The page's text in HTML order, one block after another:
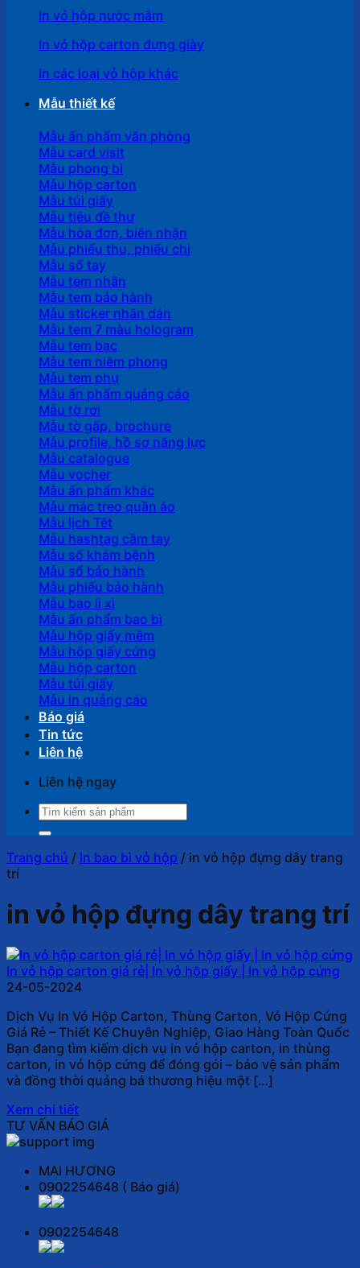
In vỏ hộp nước mắm
In vỏ hộp carton đựng giày
In các loại vỏ hộp khác
Mẫu thiết kế
Mẫu ấn phẩm văn phòng
Mẫu card visit
Mẫu phong bì
Mẫu hộp carton
Mẫu túi giấy
Mẫu tiêu đề thư
Mẫu hóa đơn, biên nhận
Mẫu phiếu thu, phiếu chi
Mẫu sổ tay
Mẫu tem nhãn
Mẫu tem bảo hành
Mẫu sticker nhãn dán
Mẫu tem 7 màu hologram
Mẫu tem bạc
Mẫu tem niêm phong
Mẫu tem phụ
Mẫu ấn phẩm quảng cáo
Mẫu tờ rơi
Mẫu tờ gấp, brochure
Mẫu profile, hồ sơ năng lực
Mẫu catalogue
Mẫu vocher
Mẫu ấn phẩm khác
Mẫu mác treo quần áo
Mẫu lịch Tết
Mẫu hashtag cầm tay
Mẫu sổ khám bệnh
Mẫu sổ bảo hành
Mẫu phiếu bảo hành
Mẫu bao lì xì
Mẫu ấn phẩm bao bì
Mẫu hộp giấy mềm
Mẫu hộp giấy cứng
Mẫu hộp carton
Mẫu túi giấy
Mẫu in quảng cáo
Báo giá
Tin tức
Liên hệ
Liên hệ ngay
Tìm
kiếm:
Trang chủ / In bao bì vỏ hộp / in vỏ hộp đựng dây trang
trí
in vỏ hộp đựng dây trang trí
In vỏ hộp carton giá rẻ| In vỏ hộp giấy | In vỏ hộp cứng
24-05-2024
Dịch Vụ In Vỏ Hộp Carton, Thùng Carton, Vỏ Hộp Cứng
Giá Rẻ – Thiết Kế Chuyên Nghiệp, Giao Hàng Toàn Quốc
Bạn đang tìm kiếm dịch vụ in vỏ hộp carton, in thùng
carton, in vỏ hộp cứng để đóng gói – bảo vệ sản phẩm
và đồng thời quảng bá thương hiệu một […]
Xem chi tiết
TƯ VẤN BÁO GIÁ
MAI HƯƠNG
0902254648 ( Báo giá)
0902254648